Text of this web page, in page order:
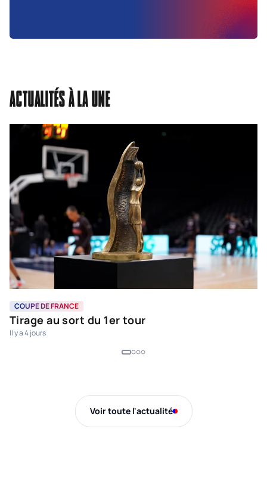
ACTUALITÉS À LA UNE
COUPE DE FRANCE
Tirage au sort du 1er tour
Il y a 4 jours
Voir toute l'actualité